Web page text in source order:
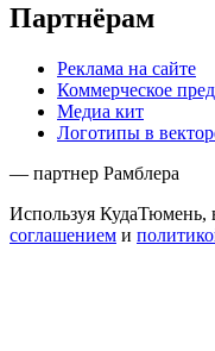
Партнёрам
Реклама на сайте
Коммерческое
Медиа кит
Логотипы в
— партнер Рамблера
Используя КудаТюмень,
соглашением и